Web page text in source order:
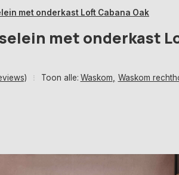
met onderkast Loft Cabana Oak
met onderkast
Toon alle: Waskom Waskom